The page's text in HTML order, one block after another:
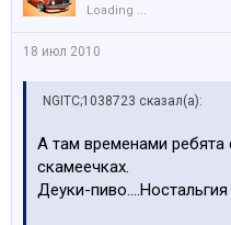
Loading ...
18 июл 2010
NGITC;1038723 сказал(а):
А там временами ребята
скамеечках.
Деуки-пиво....Ностальгия